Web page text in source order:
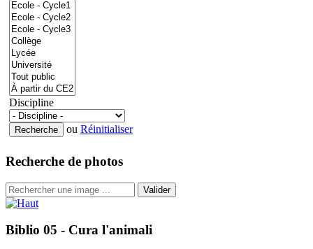
Discipline
ou Réinitialiser
Recherche de photos
Valider
Biblio 05 - Cura l'animali